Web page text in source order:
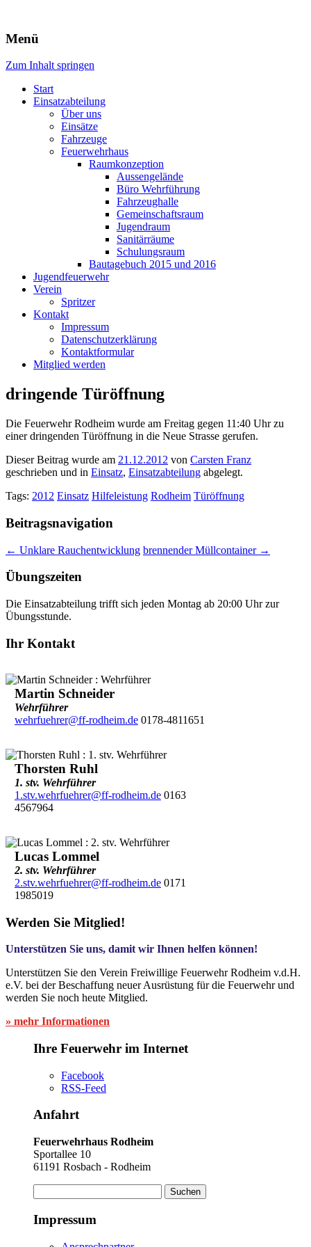
Freiwillige Feuerwehr Rodheim
v.d.H.
Menü
Zum Inhalt springen
Start
Einsatzabteilung
Über uns
Einsätze
Fahrzeuge
Feuerwehrhaus
Raumkonzeption
Aussengelände
Büro Wehrführung
Fahrzeughalle
Gemeinschaftsraum
Jugendraum
Sanitärräume
Schulungsraum
Bautagebuch 2015 und 2016
Jugendfeuerwehr
Verein
Spritzer
Kontakt
Impressum
Datenschutzerklärung
Kontaktformular
Mitglied werden
dringende Türöffnung
Die Feuerwehr Rodheim wurde am Freitag gegen 11:40 Uhr zu
einer dringenden Türöffnung in die Neue Strasse gerufen.
Dieser Beitrag wurde am 21.12.2012 von Carsten Franz
geschrieben und in Einsatz, Einsatzabteilung abgelegt.
Tags: 2012 Einsatz Hilfeleistung Rodheim Türöffnung
Beitragsnavigation
← Unklare Rauchentwicklung brennender Müllcontainer →
Übungszeiten
Die Einsatzabteilung trifft sich jeden Montag ab 20:00 Uhr zur
Übungsstunde.
Ihr Kontakt
Martin Schneider
Wehrführer
wehrfuehrer@ff-rodheim.de0178-4811651
Thorsten Ruhl
1. stv. Wehrführer
1.stv.wehrfuehrer@ff-rodheim.de0163
4567964
Lucas Lommel
2. stv. Wehrführer
2.stv.wehrfuehrer@ff-rodheim.de0171
1985019
Werden Sie Mitglied!
Unterstützen Sie uns, damit wir Ihnen helfen können!
Unterstützen Sie den Verein Freiwillige Feuerwehr Rodheim v.d.H.
e.V. bei der Beschaffung neuer Ausrüstung für die Feuerwehr und
werden Sie noch heute Mitglied.
» mehr Informationen
Ihre Feuerwehr im Internet
Facebook
RSS-Feed
Anfahrt
Feuerwehrhaus Rodheim
Sportallee 10
61191 Rosbach - Rodheim
nach:
Impressum